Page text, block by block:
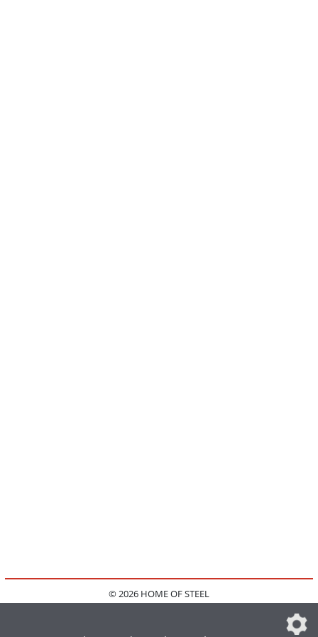
© 2026 HOME OF STEEL
IMPRESSUM